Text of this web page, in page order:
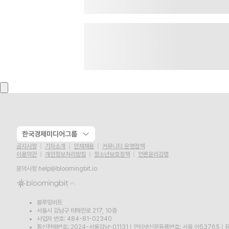
한국경제미디어그룹
공지사항 기자소개 인재채용
커뮤니티 운영정책
이용약관
개인정보처리방침 청소년보호정책
언론윤리강령
문의사항 help@bloomingbit.io
블루밍비트
서울시 강남구 테헤란로 217, 10층
사업자 번호: 484-81-02340
통신판매번호: 2024-서울강남-01131
인터넷신문등록번호: 서울,아53765